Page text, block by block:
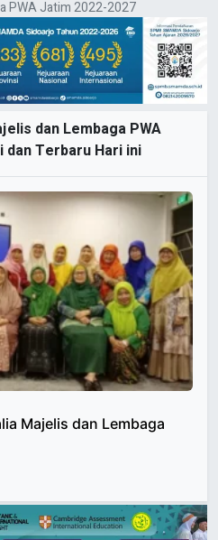
PWA Jatim 2022-2027
dan Lembaga PWA
dan Terbaru Hari ini
Majelis dan Lembaga